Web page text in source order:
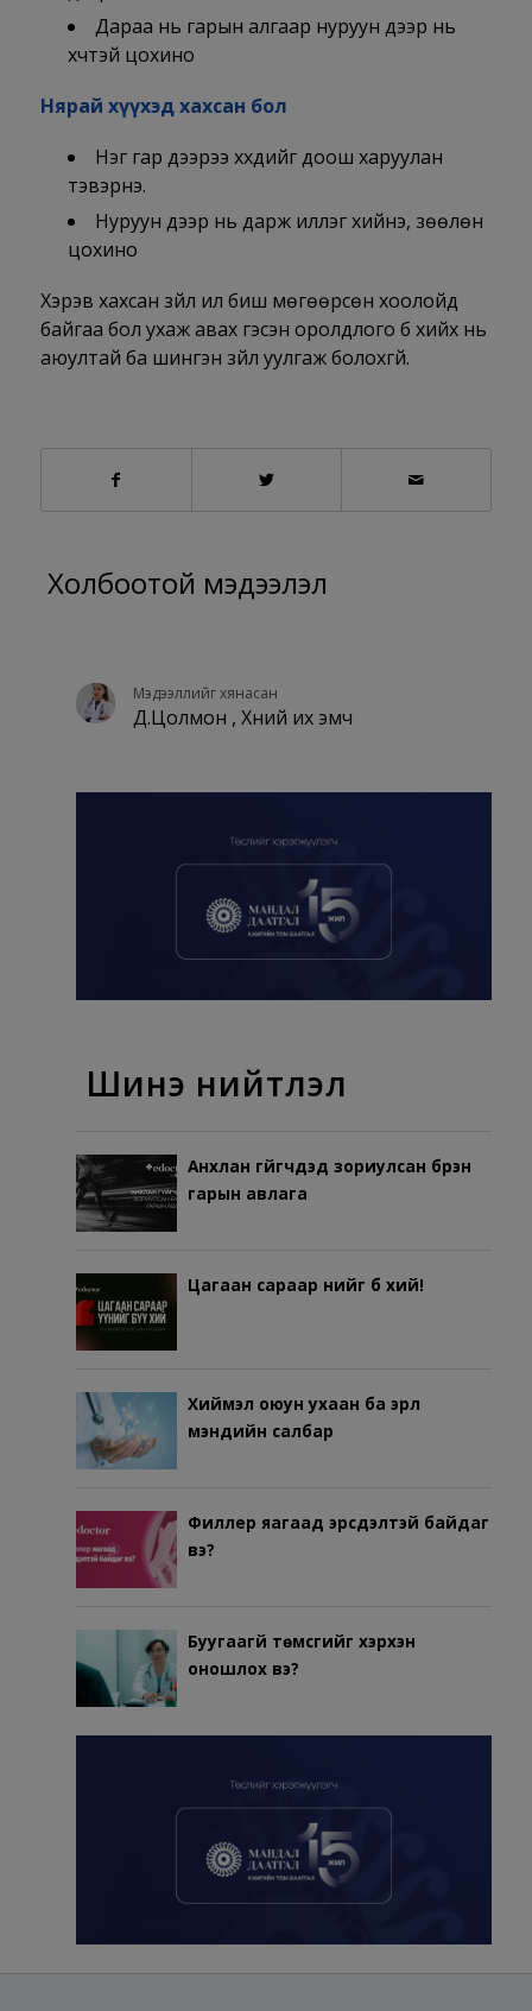
Дараа нь гарын алгаар нуруун дээр нь
хүчтэй цохино
Нярай хүүхэд хахсан бол
Нэг гар дээрээ хүүхдийг доош харуулан
тэвэрнэ.
Нуруун дээр нь дарж иллэг хийнэ, зөөлөн
цохино
Хэрэв хахсан зүйл ил биш мөгөөрсөн хоолойд
байгаа бол ухаж авах гэсэн оролдлого бүү хийх нь
аюултай ба шингэн зүйл уулгаж болохгүй.
Холбоотой мэдээлэл
Мэдээллийг хянасан
Д.Цолмон , Хүний их эмч
Шинэ нийтлэл
Анхлан гүйгчдэд зориулсан бүрэн
гарын авлага
Цагаан сараар үүнийг бүү хий!
Хиймэл оюун ухаан ба эрүүл
мэндийн салбар
Филлер яагаад эрсдэлтэй байдаг
вэ?
Буугаагүй төмсгийг хэрхэн
оношлох вэ?